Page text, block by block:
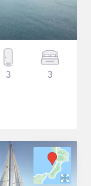
3 3